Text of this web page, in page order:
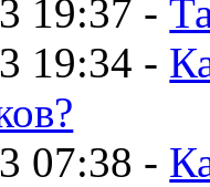
19:37 -
19:34 -
07:38 -